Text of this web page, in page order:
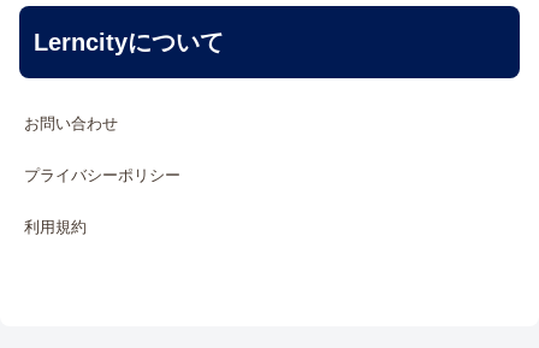
Lerncityについて
お問い合わせ
プライバシーポリシー
利用規約